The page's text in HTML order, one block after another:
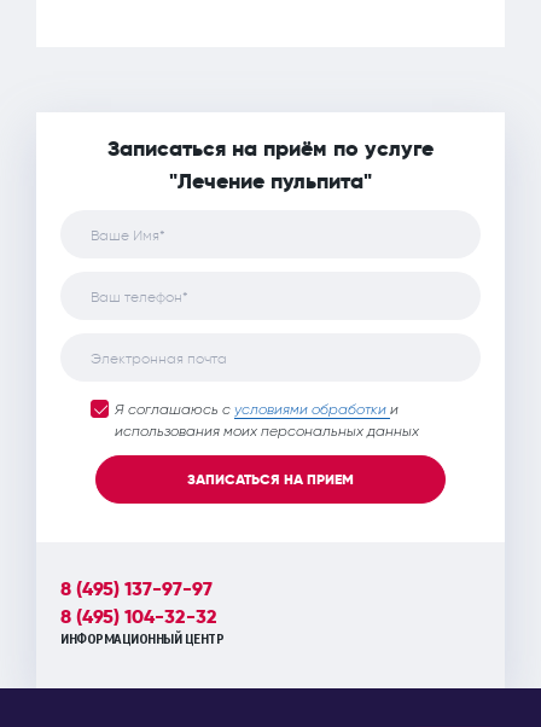
Записаться на приём по услуге
"Лечение пульпита"
Ваше Имя*
Ваш телефон*
Электронная почта
Я соглашаюсь с условиями обработки и
использования моих персональных данных
ЗАПИСАТЬСЯ НА ПРИЕМ
8 (495) 137-97-97
8 (495) 104-32-32
ИНФОРМАЦИОННЫЙ ЦЕНТР